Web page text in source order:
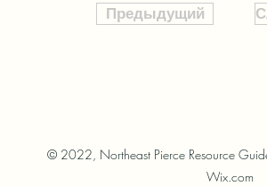
Предыдущий
© 2022, Northeast Pierce Resource
Wix.com